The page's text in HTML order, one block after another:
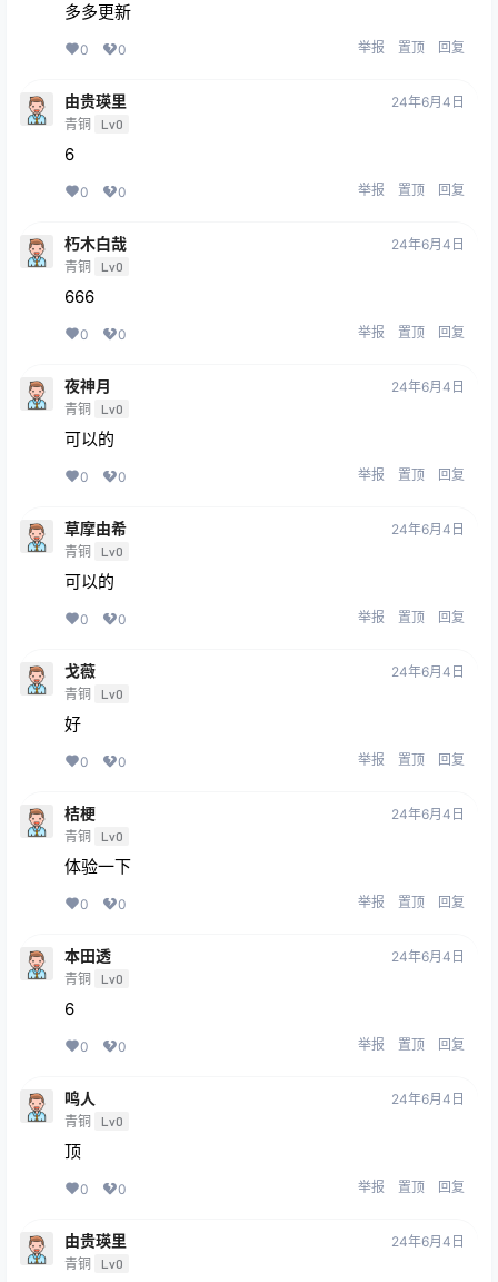
多多更新
0 0 举报 置顶 回复
由贵瑛里
青铜 Lv0
24年6月4日
6
0 0 举报 置顶 回复
朽木白哉
青铜 Lv0
24年6月4日
666
0 0 举报 置顶 回复
夜神月
青铜 Lv0
24年6月4日
可以的
0 0 举报 置顶 回复
草摩由希
青铜 Lv0
24年6月4日
可以的
0 0 举报 置顶 回复
戈薇
青铜 Lv0
24年6月4日
好
0 0 举报 置顶 回复
桔梗
青铜 Lv0
24年6月4日
体验一下
0 0 举报 置顶 回复
本田透
青铜 Lv0
24年6月4日
6
0 0 举报 置顶 回复
鸣人
青铜 Lv0
24年6月4日
顶
0 0 举报 置顶 回复
由贵瑛里
青铜 Lv0
24年6月4日